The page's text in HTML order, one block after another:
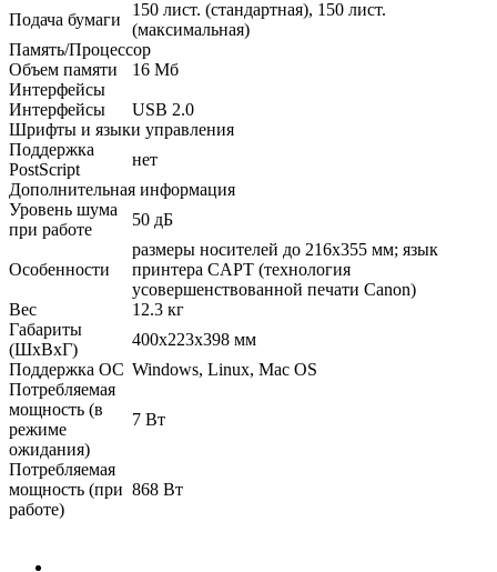
Подача бумаги
150 лист. (стандартная), 150 лист.
(максимальная)
Память/Процессор
Объем памяти
16 Мб
Интерфейсы
Интерфейсы
USB 2.0
Шрифты и языки управления
Поддержка
PostScript
нет
Дополнительная информация
Уровень шума
при работе
50 дБ
Особенности
размеры носителей до 216х355 мм; язык
принтера CAPT (технология
усовершенствованной печати Canon)
Вес
12.3 кг
Габариты
(ШхВхГ)
400x223x398 мм
Поддержка ОС Windows, Linux, Mac OS
Потребляемая
мощность (в
режиме
ожидания)
7 Вт
Потребляемая
мощность (при
работе)
868 Вт